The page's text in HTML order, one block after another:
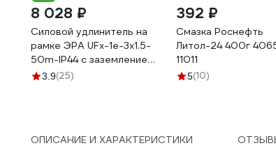
8 028 ₽
Силовой удлинитель на
рамке ЭРА UFx-1e-3x1.5-
50m-IP44 с заземлением
1 гнездо 50м ПВС 3х1.5
3.9(25)
392 ₽
Смазка Роснефть
Литол-24 400г
11011
5(10)
ОПИСАНИЕ И ХАРАКТЕРИСТИКИ